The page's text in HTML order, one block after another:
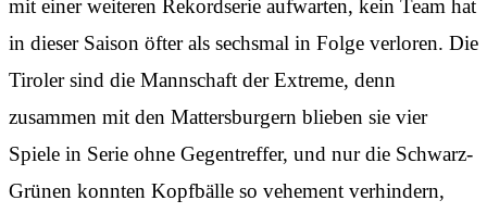
mit einer weiteren Rekordserie aufwarten, kein Team hat
in dieser Saison öfter als sechsmal in Folge verloren. Die
Tiroler sind die Mannschaft der Extreme, denn
zusammen mit den Mattersburgern blieben sie vier
Spiele in Serie ohne Gegentreffer, und nur die Schwarz-
Grünen konnten Kopfbälle so vehement verhindern,